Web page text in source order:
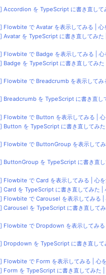
Accordion を TypeScript に書き直して
Flowbite で Avatar を表示してみる | 心
Avatar を TypeScript に書き直してみた
Flowbite で Badge を表示してみる | 心
Badge を TypeScript に書き直してみた
Flowbite で Breadcrumb を表示してみ
Breadcrumb を TypeScript に書き直し
Flowbite で Button を表示してみる |
Button を TypeScript に書き直してみ
Flowbite で ButtonGroup を表示してみ
ButtonGroup を TypeScript に書き直し
Flowbite で Card を表示してみる | 心
Card を TypeScript に書き直してみた |
Flowbite で Carousel を表示してみる |
Carousel を TypeScript に書き直して
Flowbite で Dropdown を表示してみる
Dropdown を TypeScript に書き直して
Flowbite で Form を表示してみる | 心
Form を TypeScript に書き直してみた